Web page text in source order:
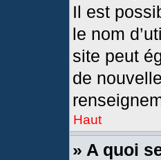
Il est
le nom
site peut
de
Haut
» A quoi